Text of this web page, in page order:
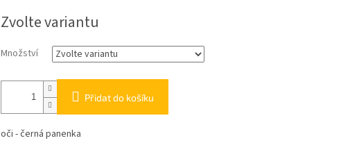
cena:
Zvolte variantu
Množství
Přidat do košíku
oči - černá panenka